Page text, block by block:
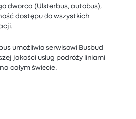
dworca (Ulsterbus, autobus),
dostępu do wszystkich
umożliwia serwisowi Busbud
jakości usług podróży liniami
całym świecie.